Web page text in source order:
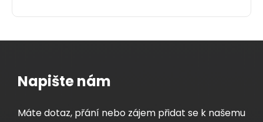
Napište nám
Máte dotaz, přání nebo zájem přidat se k našemu